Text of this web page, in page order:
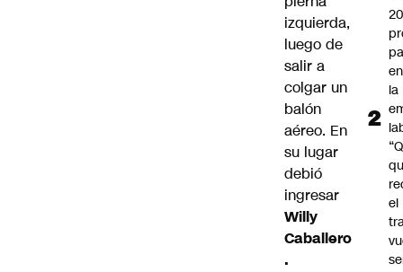
izquierda,
luego de
salir a
colgar un
balón
aéreo. En
su lugar
debió
ingresar
Willy
Caballero
.
20
la
el